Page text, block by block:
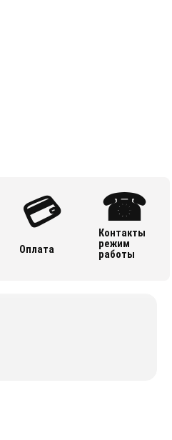
💳
Оплата
☎
Контакты
режим
работы